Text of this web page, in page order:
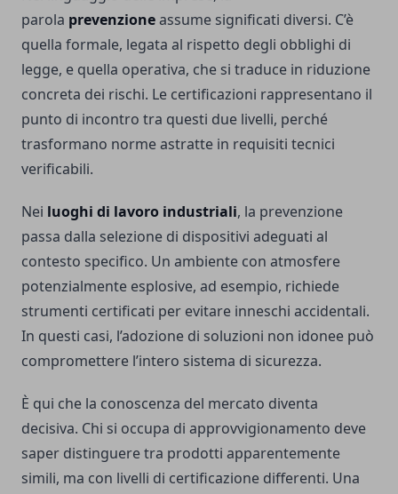
parola prevenzioneassume significati diversi. C’è
quella formale, legata al rispetto degli obblighi di
legge, e quella operativa, che si traduce in riduzione
concreta dei rischi. Le certificazioni rappresentano il
punto di incontro tra questi due livelli, perché
trasformano norme astratte in requisiti tecnici
verificabili.
Nei luoghi di lavoro industriali, la prevenzione
passa dalla selezione di dispositivi adeguati al
contesto specifico. Un ambiente con atmosfere
potenzialmente esplosive, ad esempio, richiede
strumenti certificati per evitare inneschi accidentali.
In questi casi, l’adozione di soluzioni non idonee può
compromettere l’intero sistema di sicurezza.
È qui che la conoscenza del mercato diventa
decisiva. Chi si occupa di approvvigionamento deve
saper distinguere tra prodotti apparentemente
simili, ma con livelli di certificazione differenti. Una